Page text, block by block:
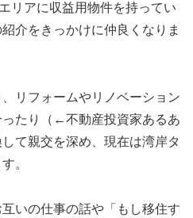
リアに収益用物件を持ってい
介をきっかけに仲良くなりま
リフォームやリノベーション
たり（←不動産投資家あるあ
て親交を深め、現在は湾岸タ
。
いの仕事の話や「もし移住す